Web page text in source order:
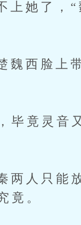
她了，“
西脸上
竟灵音又
人只能
竟。